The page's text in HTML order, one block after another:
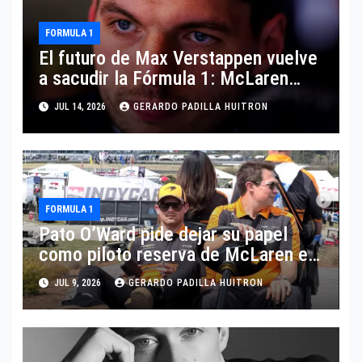
FORMULA 1
El futuro de Max Verstappen vuelve
a sacudir la Fórmula 1: McLaren
aparece como posible destino
JUL 14, 2026 GERARDO PADILLA HUITRON
FORMULA 1
Pato O’Ward pide dejar su papel
como piloto reserva de McLaren en
Fórmula 1
JUL 9, 2026 GERARDO PADILLA HUITRON